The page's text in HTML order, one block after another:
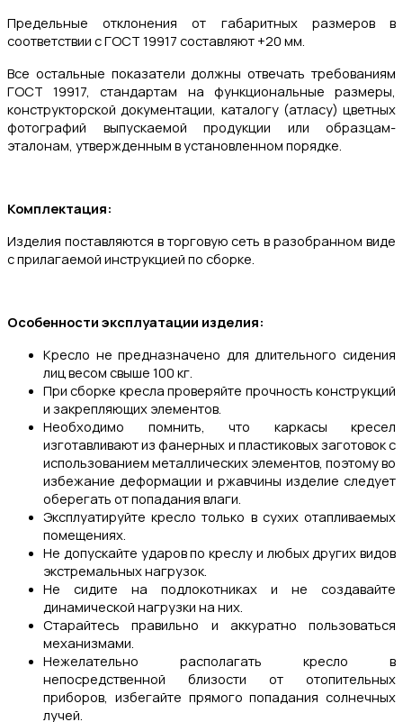
Предельные отклонения от габаритных размеров в
соответствии с ГОСТ 19917 составляют +20 мм.
Все остальные показатели должны отвечать требованиям
ГОСТ 19917, стандартам на функциональные размеры,
конструкторской документации, каталогу (атласу) цветных
фотографий выпускаемой продукции или образцам-
эталонам, утвержденным в установленном порядке.
Комплектация:
Изделия поставляются в торговую сеть в разобранном виде
с прилагаемой инструкцией по сборке.
Особенности эксплуатации изделия:
Кресло не предназначено для длительного сидения
лиц весом свыше 100 кг.
При сборке кресла проверяйте прочность конструкций
и закрепляющих элементов.
Необходимо помнить, что каркасы кресел
изготавливают из фанерных и пластиковых заготовок с
использованием металлических элементов, поэтому во
избежание деформации и ржавчины изделие следует
оберегать от попадания влаги.
Эксплуатируйте кресло только в сухих отапливаемых
помещениях.
Не допускайте ударов по креслу и любых других видов
экстремальных нагрузок.
Не сидите на подлокотниках и не создавайте
динамической нагрузки на них.
Старайтесь правильно и аккуратно пользоваться
механизмами.
Нежелательно располагать кресло в
непосредственной близости от отопительных
приборов, избегайте прямого попадания солнечных
лучей.